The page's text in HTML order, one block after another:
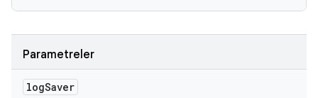
Parametreler
logSaver